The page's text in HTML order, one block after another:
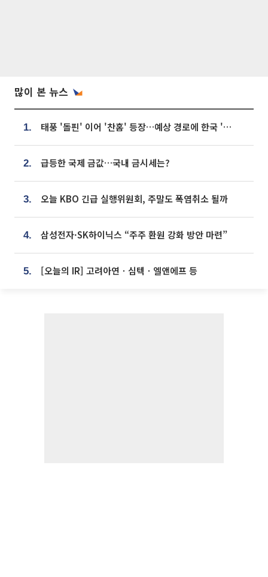
많이 본 뉴스
1. 태풍 '돌핀' 이어 '찬홈' 등장…예상 경로에 한국 '한숨'
2. 급등한 국제 금값…국내 금시세는?
3. 오늘 KBO 긴급 실행위원회, 주말도 폭염취소 될까
4. 삼성전자·SK하이닉스 “주주 환원 강화 방안 마련”
5. [오늘의 IR] 고려아연ㆍ심텍ㆍ엘앤에프 등